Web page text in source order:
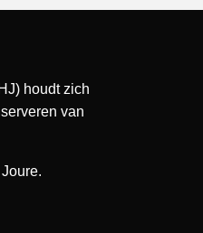
houdt zich
van